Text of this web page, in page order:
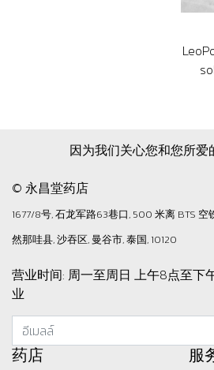
因为我们关心您和您所爱
© 永昌堂药店
1677/8号, 石龙军路63巷口, 500 米离 BTS 空
然那哇县, 沙吞区, 曼谷市, 泰国, 10120
营业时间: 周一至周日 上午8点至下
业
药店 服